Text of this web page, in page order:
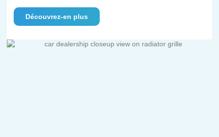
Découvrez-en plus